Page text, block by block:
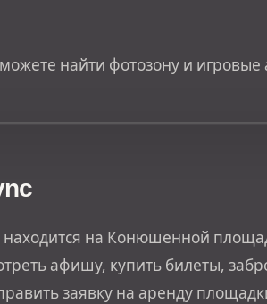
найти фотозону и игровые
находится на Конюшенной
афишу, купить билеты,
заявку на аренду